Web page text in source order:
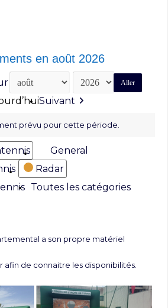
en août 2026
Mois
Année
Suivant
prévu pour cette période.
General
Radar
Toutes les catégories
a son propre matériel
de connaitre les disponibilités.